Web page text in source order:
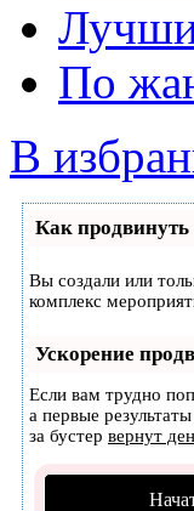
По
В
Как продвинуть
Вы создали или
комплекс
Ускорение
Если вам трудно
а первые
за бустер вернут